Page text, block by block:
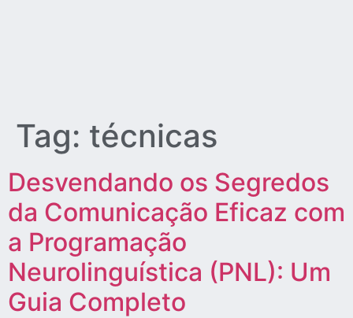
Tag: técnicas
Desvendando os Segredos
da Comunicação Eficaz com
a Programação
Neurolinguística (PNL): Um
Guia Completo